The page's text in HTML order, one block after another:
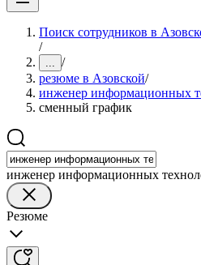
Поиск сотрудников в
/
... /
резюме в Азовской/
инженер информационных
сменный график
инженер информационных
Резюме